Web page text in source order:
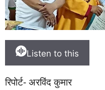
Listen to this
रिपोर्ट- अरविंद कुमार